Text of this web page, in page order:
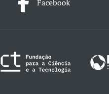
Facebook